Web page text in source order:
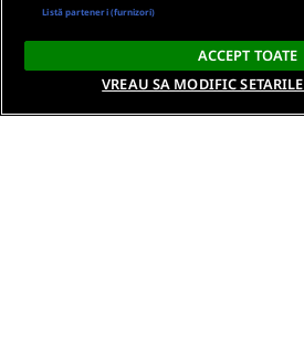
Listă parteneri (furnizori)
ACCEPT TOATE
VREAU SA MODIFIC